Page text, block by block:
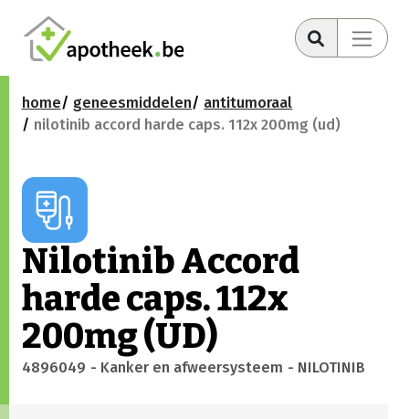
home geneesmiddelen
antitumoraal
nilotinib accord harde caps. 112x 200mg (ud)
Nilotinib Accord
harde caps. 112x
200mg (UD)
4896049 - Kanker en afweersysteem - NILOTINIB